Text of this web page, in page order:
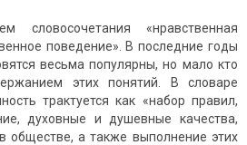
словосочетания «нравственная
поведение». В последние годы
весьма популярны, но мало кто
этих понятий. В словаре
трактуется как «набор правил,
духовные и душевные качества,
обществе, а также выполнение этих